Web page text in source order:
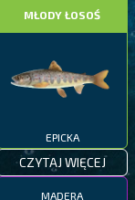
MŁODY ŁOSOŚ
EPICKA
CZYTAJ WIĘCEJ
MADERA